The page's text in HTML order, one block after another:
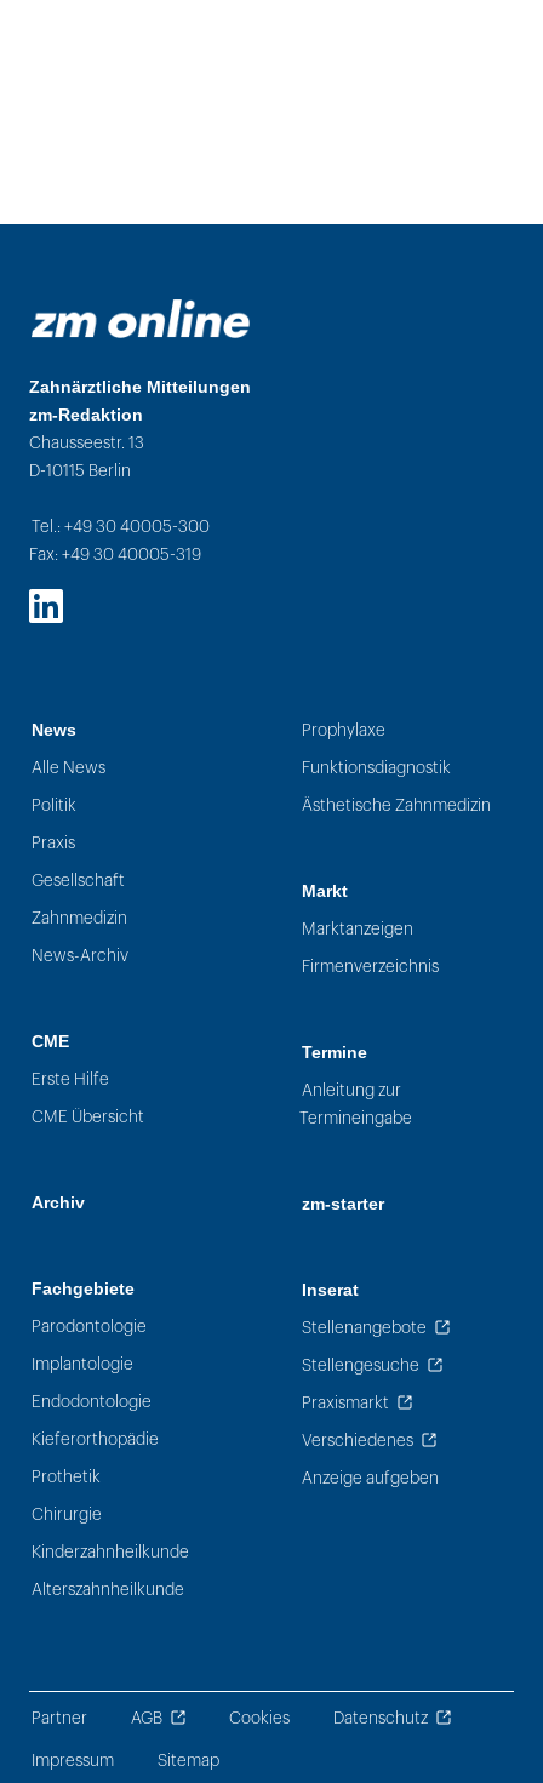
Zahnärztliche Mitteilungen
zm-Redaktion
Chausseestr. 13
D-10115 Berlin
Tel.: +49 30 40005-300
Fax: +49 30 40005-319
LinkedIn
News
Alle News
Politik
Praxis
Gesellschaft
Zahnmedizin
News-Archiv
CME
Erste Hilfe
CME Übersicht
Archiv
Fachgebiete
Parodontologie
Implantologie
Endodontologie
Kieferorthopädie
Prothetik
Chirurgie
Kinderzahnheilkunde
Alterszahnheilkunde
Prophylaxe
Funktionsdiagnostik
Ästhetische Zahnmedizin
Markt
Marktanzeigen
Firmenverzeichnis
Termine
Anleitung zur
Termineingabe
zm-starter
Inserat
Stellenangebote
Stellengesuche
Praxismarkt
Verschiedenes
Anzeige aufgeben
Partner AGB Cookies Datenschutz
Impressum Sitemap